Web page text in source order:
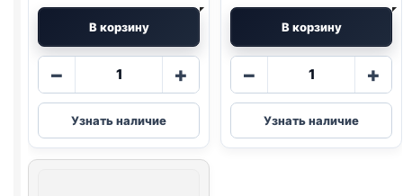
В корзину
−
Количество
TitBit
нарезка
(МИНИ
+
Узнать наличие
В корзину
−
Количество
TitBit
колбаса
(ПАРМСКАЯ)
+
Узнать наличие